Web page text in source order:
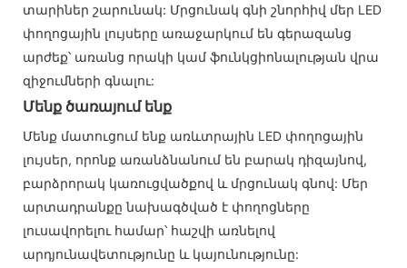
տարիներ շարունակ: Մրցունակ գնի շնորհիվ մեր LED
փողոցային լույսերը առաջարկում են գերազանց
արժեք՝ առանց որակի կամ ֆունկցիոնալության վրա
զիջումների գնալու:
Մենք ծառայում ենք
Մենք մատուցում ենք առևտրային LED փողոցային
լույսեր, որոնք առանձնանում են բարակ դիզայնով,
բարձրորակ կառուցվածքով և մրցունակ գնով: Մեր
արտադրանքը նախագծված է փողոցները
լուսավորելու համար՝ հաշվի առնելով
արդյունավետությունը և կայունությունը: